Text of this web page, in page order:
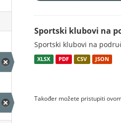
Sportski klubovi na
Sportski klubovi na
XLSX PDF CSV JSON
Također možete pristupiti